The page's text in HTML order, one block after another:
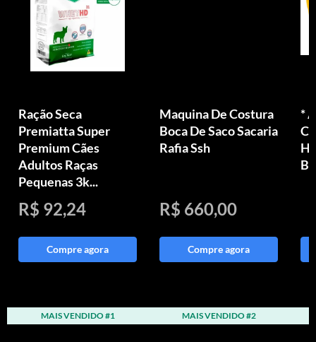
Ração Seca
Premiatta Super
Premium Cães
Adultos Raças
Pequenas 3k...
R$ 92,24
Compre agora
Maquina De Costura
Boca De Saco Sacaria
Rafia Ssh
R$ 660,00
Compre agora
*
MAIS VENDIDO #1 MAIS VENDIDO #2